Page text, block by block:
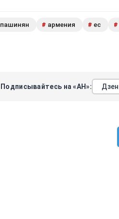
пашинян # армения # ес #
Подписывайтесь на «АН»: Дзен